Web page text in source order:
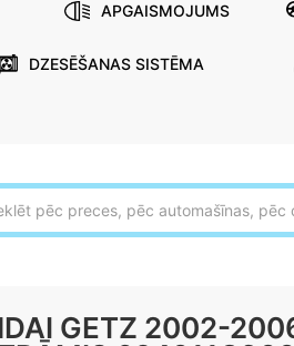
APGAISMOJUMS
DZESĒŠANAS SISTĒMA
GETZ 2002-